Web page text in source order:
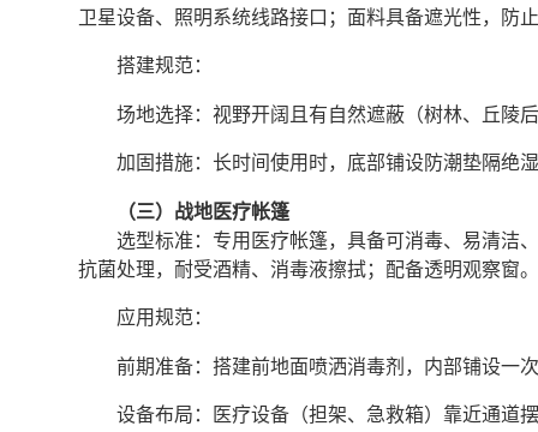
卫星设备、照明系统线路接口；面料具备遮光性，防
搭建规范：
场地选择：视野开阔且有自然遮蔽（树林、丘陵
加固措施：长时间使用时，底部铺设防潮垫隔绝
（三）战地医疗帐篷
选型标准：专用医疗帐篷，具备可消毒、易清洁
抗菌处理，耐受酒精、消毒液擦拭；配备透明观察窗。
应用规范：
前期准备：搭建前地面喷洒消毒剂，内部铺设一
设备布局：医疗设备（担架、急救箱）靠近通道